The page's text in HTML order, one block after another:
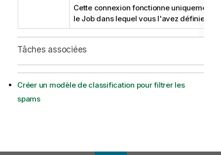
Cette connexion fonctionne uniquement
le Job dans lequel vous l'avez définie.
Tâches associées
Créer un modèle de classification pour filtrer les
spams